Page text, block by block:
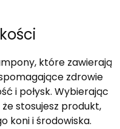
które zawierają
zdrowie
i połysk. Wybierając
stosujesz produkt,
koni i środowiska.